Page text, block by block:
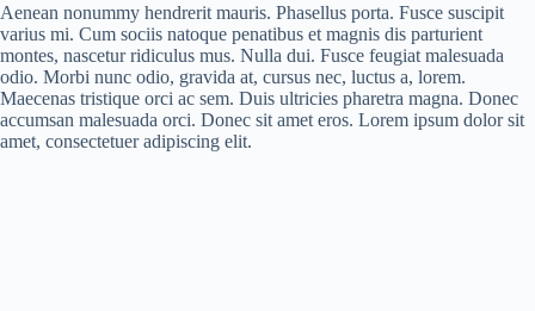
Aenean nonummy hendrerit mauris. Phasellus porta. Fusce suscipit
varius mi. Cum sociis natoque penatibus et magnis dis parturient
montes, nascetur ridiculus mus. Nulla dui. Fusce feugiat malesuada
odio. Morbi nunc odio, gravida at, cursus nec, luctus a, lorem.
Maecenas tristique orci ac sem. Duis ultricies pharetra magna. Donec
accumsan malesuada orci. Donec sit amet eros. Lorem ipsum dolor sit
amet, consectetuer adipiscing elit.